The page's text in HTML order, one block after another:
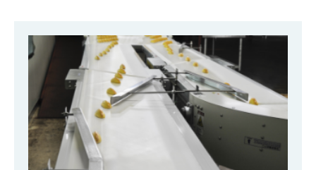
パレタイズ・デパレタイズシステム
バンニング・デバンニングシステム
バーチカル装置（垂直搬送機）
周辺機器
事業紹介
沿革
オークラの取組み
物流用語集
オークラ育英財団
プライバシーポリシー
サイトポリシー